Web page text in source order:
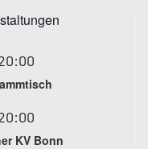
KV Bonn